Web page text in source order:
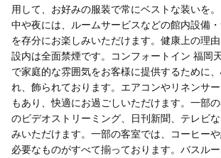
用して、お好みの服装で常にベストな装いを
中や夜には、ルームサービスなどの館内設備
を存分にお楽しみいただけます。健康上の理
設内は全面禁煙です。コンフォートイン 福岡
で家庭的な雰囲気をお客様に提供するために
れ、飾られております。エアコンやリネンサ
もあり、快適にお過ごしいただけます。一部
のビデオストリーミング、日刊新聞、テレビ
みいただけます。一部の客室では、コーヒー
必要なものがすべて揃っております。バスル